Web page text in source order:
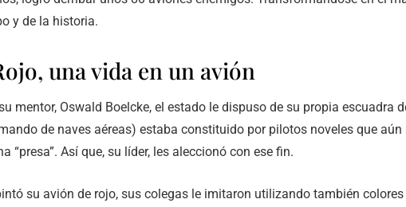
y de la historia.
una vida en un avión
mentor, Oswald Boelcke, el estado le dispuso de su propia escuadra
de naves aéreas) estaba constituido por pilotos noveles que aún
“presa”. Así que, su líder, les aleccionó con ese fin.
su avión de rojo, sus colegas le imitaron utilizando también